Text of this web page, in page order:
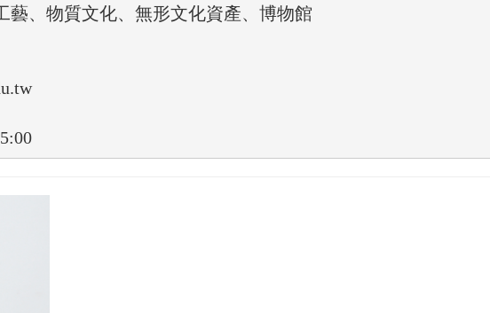
藝、物質文化、無形文化資產、博物館